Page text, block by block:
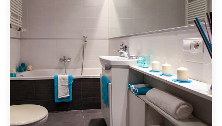
Geschrieben von